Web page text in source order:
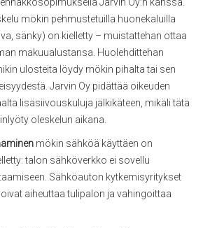
mökin pehmustetuilla huonekaluilla
sänky) on kielletty – muistattehan ottaa
makuualustansa. Huolehdittehan
ulosteita löydy mökin pihalta tai sen
Jarvin Oy pidättää oikeuden
lisäsiivouskuluja jälkikäteen, mikäli tätä
oleskelun aikana.
mökin sähköä käyttäen on
talon sähköverkko ei sovellu
Sähköauton kytkemisyritykset
aiheuttaa tulipalon ja vahingoittaa